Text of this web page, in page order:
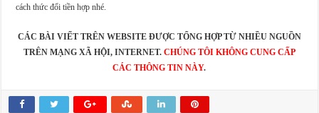
cách thức đổi tiền hợp nhé.
CÁC BÀI VIẾT TRÊN WEBSITE ĐƯỢC TỔNG HỢP TỪ NHIỀU NGUỒN
TRÊN MẠNG XÃ HỘI, INTERNET. CHÚNG TÔI KHÔNG CUNG CẤP
CÁC THÔNG TIN NÀY.